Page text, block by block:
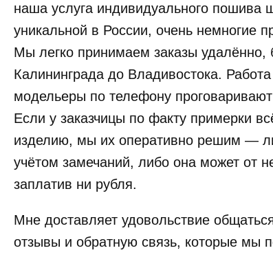
наша услуга индивидуального пошива
уникальной в России, очень немногие
Мы легко принимаем заказы удалённо,
Калининграда до Владивостока.
модельеры по телефону
Если у заказчицы по факту примерки
изделию, мы их оперативно решим —
учётом замечаний, либо она может от
заплатив ни рубля.
Мне доставляет удовольствие
отзывы и обратную связь, которые мы